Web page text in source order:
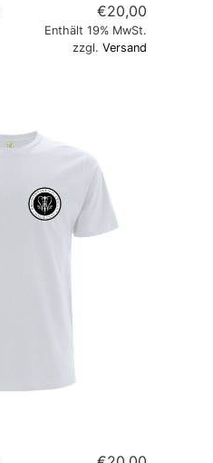
€20,00
Enthält 19% MwSt.
zzgl.Versand